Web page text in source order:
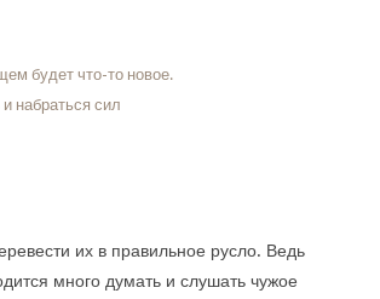
будет что-то новое.
набраться сил
их в правильное русло. Ведь
много думать и слушать чужое